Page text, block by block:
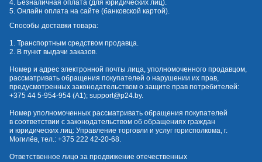
4. Безналичная оплата (для юридических лиц).
5. Онлайн оплата на сайте (банковской картой).
Способы доставки товара:
1. Транспортным средством продавца.
2. В пункт выдачи заказов.
Номер и адрес электронной почты лица, уполномоченного продавцом,
рассматривать обращения покупателей о нарушении их прав,
предусмотренных законодательством о защите прав потребителей:
+375 44 5-954-954 (А1); support@p24.by.
Номер уполномоченных рассматривать обращения покупателей
в соответствии с законодательством об обращениях граждан
и юридических лиц: Управление торговли и услуг горисполкома, г.
Могилёв, тел.: +375 222 42-20-68.
Ответственное лицо за продвижение отечественных